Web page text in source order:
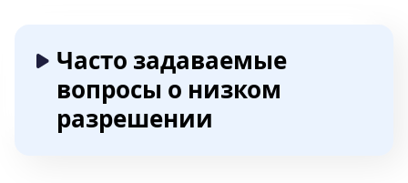
Часто задаваемые
вопросы о низком
разрешении